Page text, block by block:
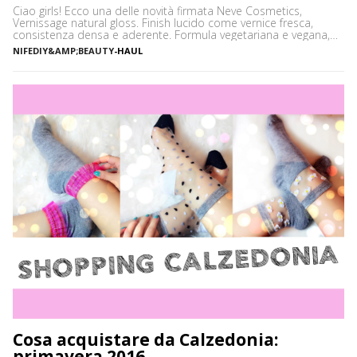
Ciao girls! Ecco una delle novità firmata Neve Cosmetics,
Vernissage natural gloss. Finish lucido come vernice fresca,
consistenza densa e aderente. Formula vegetariana e vegana,
arricchita di olio di noci di macadamia ed estratto di
melograno. Senza petrolati, parabeni né siliconi. Sono 10 gloss,
gentilmente inviate dall’azienda. […]
NIFEDIY&AMP;BEAUTY-HAUL
Cosa acquistare da Calzedonia: